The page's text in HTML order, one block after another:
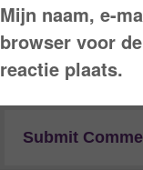
Mijn naam, e-
browser voor
reactie plaats.